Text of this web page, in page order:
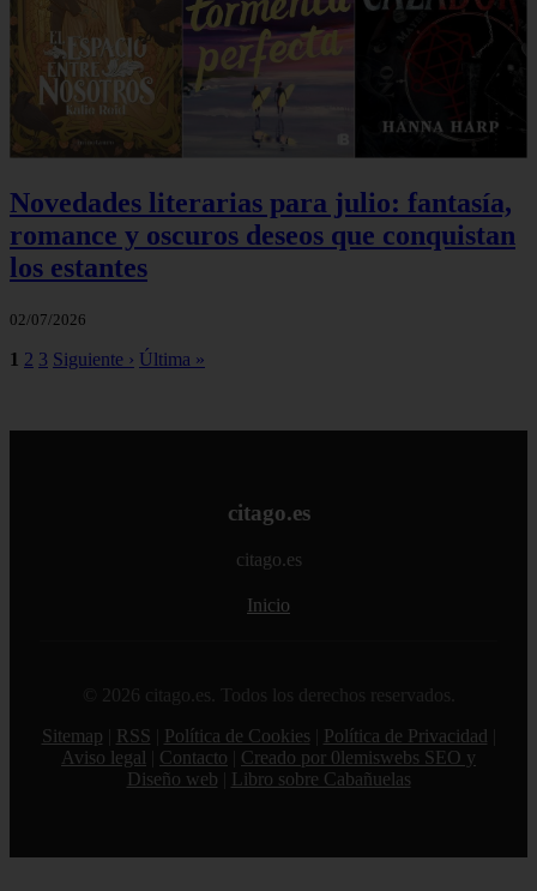
Novedades literarias para julio: fantasía,
romance y oscuros deseos que conquistan
los estantes
02/07/2026
1 2 3 Siguiente › Última »
citago.es
citago.es
Inicio
© 2026 citago.es. Todos los derechos reservados.
Sitemap
RSS Política de Cookies Política de Privacidad
Aviso legal
Contacto
Creado por 0lemiswebs SEO y
Diseño web
Libro sobre Cabañuelas